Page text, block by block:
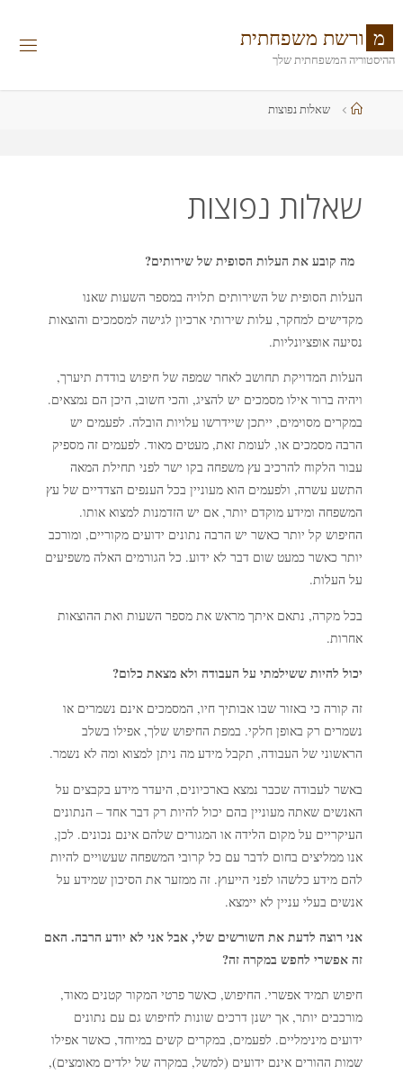
לתוכן
מ ורשת משפחתית
ההיסטוריה המשפחתית שלך
עמוד שאלות נפוצות
שאלות נפוצות
מה קובע את העלות הסופית של שירותים?
העלות הסופית של השירותים תלויה במספר השעות שאנו
מקדישים למחקר, עלות שירותי ארכיון לגישה למסמכים והוצאות
נסיעה אופציונליות.
העלות המדויקת תחושב לאחר שמפה של חיפוש בודדת תיערך,
ויהיה ברור אילו מסמכים יש להציג, והכי חשוב, היכן הם נמצאים.
במקרים מסוימים, ייתכן שיידרשו עלויות הובלה. לפעמים יש
הרבה מסמכים או, לעומת זאת, מעטים מאוד. לפעמים זה מספיק
עבור הלקוח להרכיב עץ משפחה בקו ישר לפני תחילת המאה
התשע עשרה, ולפעמים הוא מעוניין בכל הענפים הצדדיים של עץ
המשפחה ומידע מוקדם יותר, אם יש הזדמנות למצוא אותו.
החיפוש קל יותר כאשר יש הרבה נתונים ידועים מקוריים, ומורכב
יותר כאשר כמעט שום דבר לא ידוע. כל הגורמים האלה משפיעים
על העלות.
בכל מקרה, נתאם איתך מראש את מספר השעות ואת ההוצאות
אחרות.
יכול להיות ששילמתי על העבודה ולא מצאת כלום?
זה קורה כי באזור שבו אבותיך חיו, המסמכים אינם נשמרים או
נשמרים רק באופן חלקי. במפת החיפוש שלך, אפילו בשלב
הראשוני של העבודה, תקבל מידע מה ניתן למצוא ומה לא נשמר.
באשר לעבודה שכבר נמצא בארכיונים, היעדר מידע בקבצים על
האנשים שאתה מעוניין בהם יכול להיות רק דבר אחד – הנתונים
העיקריים על מקום הלידה או המגורים שלהם אינם נכונים. לכן,
אנו ממליצים בחום לדבר עם כל קרובי המשפחה שעשויים להיות
להם מידע כלשהו לפני הייעוץ. זה ממזער את הסיכון שמידע על
אנשים בעלי עניין לא יימצא.
אני רוצה לדעת את השורשים שלי, אבל אני לא יודע הרבה. האם
זה אפשרי לחפש במקרה זה?
חיפוש תמיד אפשרי. החיפוש, כאשר פרטי המקור קטנים מאוד,
מורכבים יותר, אך ישנן דרכים שונות לחיפוש גם עם נתונים
ידועים מינימליים. לפעמים, במקרים קשים במיוחד, כאשר אפילו
שמות ההורים אינם ידועים (למשל, במקרה של ילדים מאומצים),